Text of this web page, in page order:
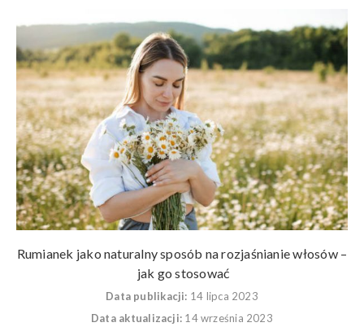
Rumianek jako naturalny sposób na rozjaśnianie włosów –
jak go stosować
Data publikacji: 14 lipca 2023
Data aktualizacji: 14 września 2023